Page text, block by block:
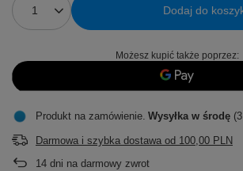
Dodaj do
Możesz kupić także poprzez:
Produkt na zamówienie Wysyłka w środę
Darmowa i szybka dostawa od 100,00 PLN
14 dni na darmowy zwrot